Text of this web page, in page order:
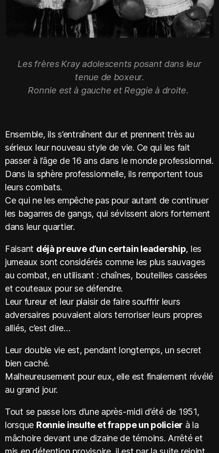
Les frères Kray adolescents posant dans leur
tenue de boxeur.
Ronnie est à gauche et Reggie à droite.
Ensemble, ils s’entraînent dur et prennent très au
sérieux leur nouveau style de vie. Ce qui les fait
passer à l’âge de 16 ans dans le monde professionnel.
Dans la sphère professionnelle, ils remportent tous
leurs combats.
Ce qui ne les empêche pas pour autant de continuer
les bagarres de gangs, qui sévissent alors fortement
dans leur quartier.
Faisant déjà preuve d’un certain leadership, les
jumeaux sont considérés comme les plus sauvages
au combat, en utilisant : chaînes, bouteilles cassées
et couteaux pour se défendre.
Leur fureur et leur plaisir de faire souffrir leurs
adversaires pouvaient alors terroriser leurs propres
alliés, c’est dire…
Leur double vie est, pendant longtemps, un secret
bien caché.
Malheureusement pour eux, elle est finalement révélé
au grand jour.
Tout se passe lors d’une après-midi d’été de 1951,
lorsque Ronnie insulte et frappe un policier à la
mâchoire devant une dizaine de témoins. Arrêté et